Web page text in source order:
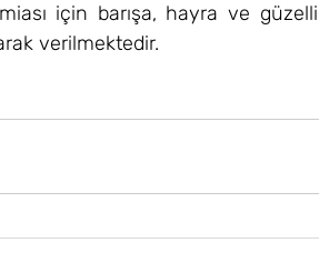
için barışa, hayra ve
verilmektedir.